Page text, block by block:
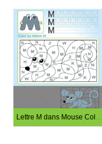
Lettre M dans Mouse Coloriage Magique